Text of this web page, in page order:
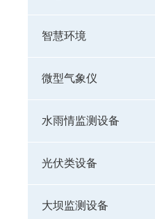
智慧环境
微型气象仪
水雨情监测设备
光伏类设备
大坝监测设备